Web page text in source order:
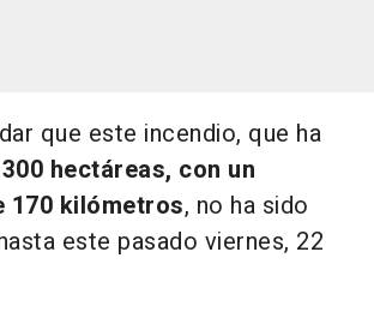
que este incendio, que ha
hectáreas, con un
170 kilómetros, no ha sido
este pasado viernes, 22